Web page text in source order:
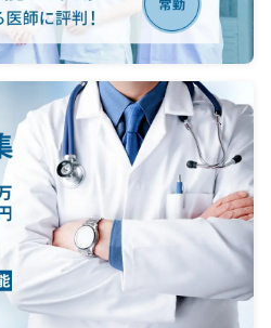
おります。
療（応相談）
については、患者
る自己注射治療と
診断・治療方針説
きます。
は不要で、グルー
クチャー体制があり